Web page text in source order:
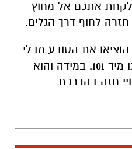
לקחת אתכם אל מחוץ
לחוף דרך הגלים.
הוציאו את הטובע מבלי
לסכן את עצמכם וחייגו מיד 101. במידה והוא
חזה בהדרכת